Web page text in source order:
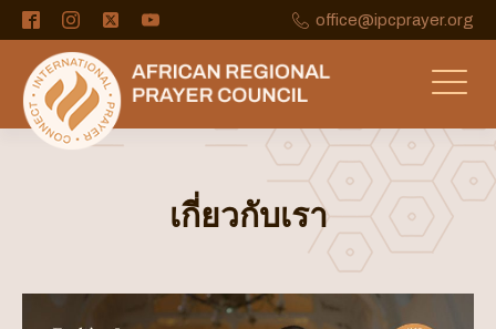
office@ipcprayer.org
เกี่ยวกับเรา